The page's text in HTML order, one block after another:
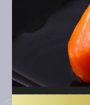
寿司職人の挑戦
ん。新しい味や
一度体験してみ
できるはずです。
伝統を守りつつ